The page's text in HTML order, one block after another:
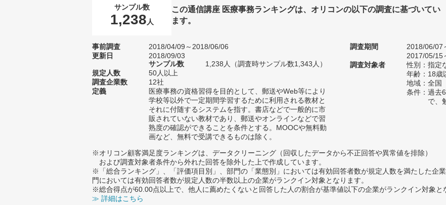
サンプル数
1,238 人
この通信講座 医療事務ランキングは、オリコンの以下の調査に基づいてい
ます。
事前調査
2018/04/09～2018/06/06
更新日
2018/09/03
サンプル数
1,238人（調査時サンプル数1,343人）
規定人数
50人以上
調査企業数
12社
定義
医療事務の資格習得を目的として、郵送やWeb等により
学校等以外で一定期間学習するために利用される教材と
それに付随するシステムを指す。書店などで一般的に市
販されていない教材であり、郵送やオンラインなどで習
熟度の確認ができることを条件とする。MOOCや無料動
画など、無料で受講できるものは除く。
調査期間
2018/06/07
2017/05/15
調査対象者
性別：指定
年齢：18歳
地域：全国
条件：過去
で、
※オリコン顧客満足度ランキングは、データクリーニング（回収したデータから不正回答や異常値を排除）
および調査対象者条件から外れた回答を除外した上で作成しています。
※「総合ランキング」、「評価項目別」、部門の「業態別」においては有効回答者数が規定人数を満たした企
門においては有効回答者数が規定人数の半数以上の企業がランクイン対象となります。
※総合得点が60.00点以上で、他人に薦めたくないと回答した人の割合が基準値以下の企業がランクイン対象と
≫ 詳細はこちら